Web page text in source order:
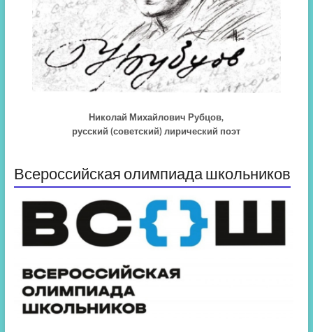
Николай Михайлович Рубцов,
русский (советский) лирический поэт
Всероссийская олимпиада школьников